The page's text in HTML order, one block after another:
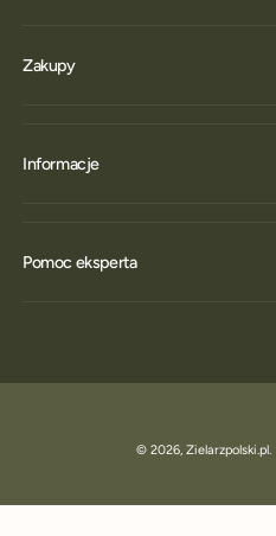
Zakupy
Informacje
Pomoc eksperta
© 2026, Zielarzpolski.pl.